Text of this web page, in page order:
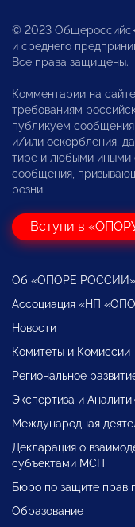
© 2023
и среднего
Все права защищены.
Комментарии на
требованиям
публикуем
и/или оскорбления,
тире и любыми иными
сообщения,
розни.
Вступи в
Об «ОПОРЕ РОССИИ»
Ассоциация «НП
Новости
Комитеты и Комиссии
Региональное
Экспертиза и
Международная
Декларация о
субъектами МСП
Бюро по защите прав
Образование